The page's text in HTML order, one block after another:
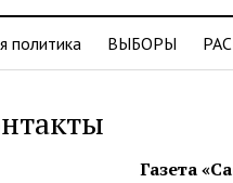
политика ВЫБОРЫ
Газета